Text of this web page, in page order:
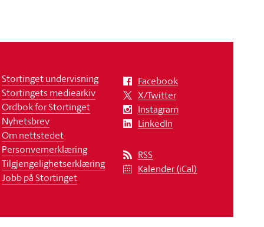
Stortinget undervisning
Stortingets mediearkiv
Ordbok for Stortinget
Nyhetsbrev
Om nettstedet
Personvernerklæring
Tilgjengelighetserklæring
Jobb på Stortinget
Facebook
X/Twitter
Instagram
LinkedIn
RSS
Kalender (iCal)